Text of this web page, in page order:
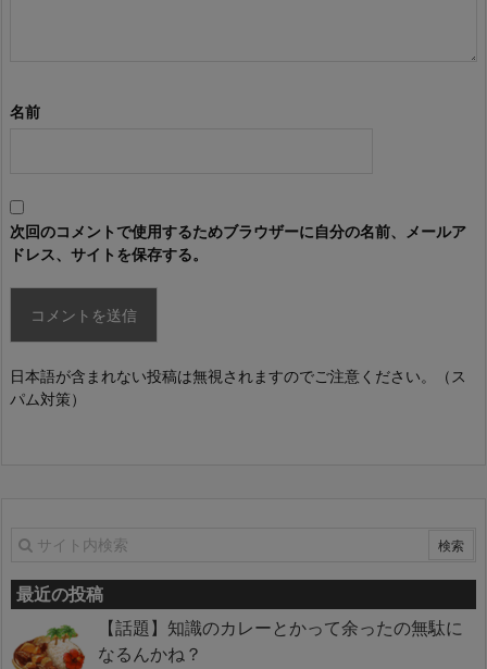
名前
次回のコメントで使用するためブラウザーに自分の名前、メールア
ドレス、サイトを保存する。
日本語が含まれない投稿は無視されますのでご注意ください。（ス
パム対策）
最近の投稿
【話題】知識のカレーとかって余ったの無駄に
なるんかね？